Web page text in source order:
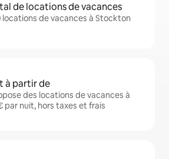
de locations de vacances
locations de vacances à Stockton
à partir de
des locations de vacances à
par nuit, hors taxes et frais